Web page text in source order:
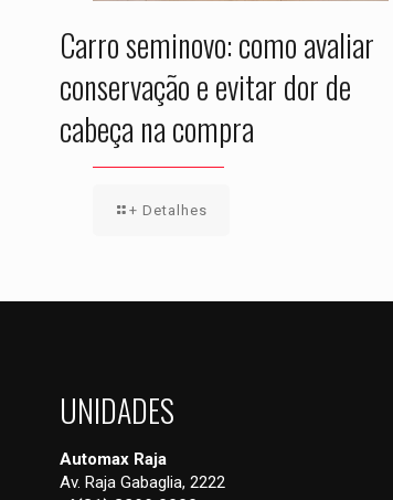
Carro seminovo: como avaliar
conservação e evitar dor de
cabeça na compra
+ Detalhes
UNIDADES
Automax Raja
Av. Raja Gabaglia, 2222